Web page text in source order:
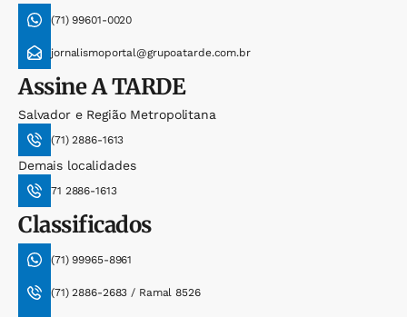
(71) 99601-0020
jornalismoportal@grupoatarde.com.br
AssineA TARDE
Salvador e Região Metropolitana
(71) 2886-1613
Demais localidades
71 2886-1613
Classificados
(71) 99965-8961
(71) 2886-2683 / Ramal 8526